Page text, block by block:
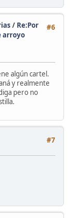
#6
/ Re:Por
arroyo
algún cartel.
y realmente
pero no
#7